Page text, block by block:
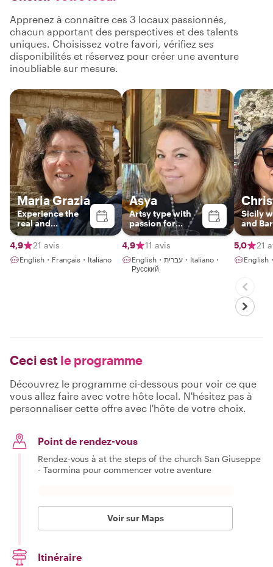
Apprenez à connaître ces 3 locaux passionnés,
chacun apportant des perspectives et des talents
uniques. Choisissez votre favori, vérifiez ses
disponibilités et réservez pour créer une aventure
inoubliable sur mesure.
Maria Grazia
Experience the
real and
authentic Sicily
4,9
21 avis
English・Français・Italiano
Asya
Artsy type with
passion for
history and food
4,9
11 avis
English・עברית・Italiano・
Русский
Sicily
and
real
5,0
21
English
Ceci est le programme
Découvrez le programme ci-dessous pour voir ce que
vous allez faire avec votre hôte local. N'hésitez pas à
personnaliser cette offre avec l'hôte de votre choix.
Point de rendez-vous
Rendez-vous à at the steps of the church San Giuseppe
- Taormina pour commencer votre aventure
Voir sur Maps
Itinéraire